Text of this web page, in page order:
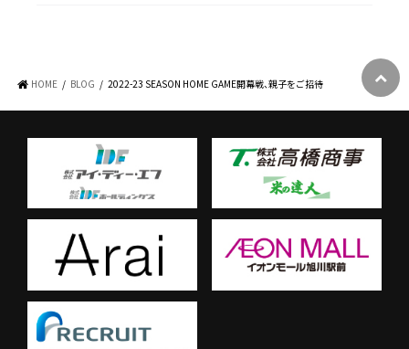
HOME BLOG 2022-23 SEASON HOME GAME開幕戦、親子をご招待